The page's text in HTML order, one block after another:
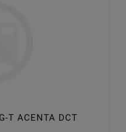
T ACENTA DCT